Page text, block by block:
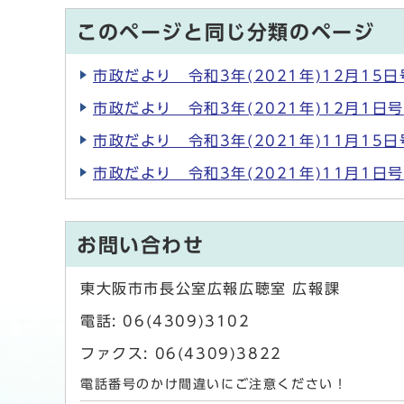
このページと同じ分類のページ
市政だより 令和3年(2021年)12月15日
市政だより 令和3年(2021年)12月1日号
市政だより 令和3年(2021年)11月15日
市政だより 令和3年(2021年)11月1日号
お問い合わせ
東大阪市市長公室広報広聴室 広報課
電話: 06(4309)3102
ファクス: 06(4309)3822
電話番号のかけ間違いにご注意ください！